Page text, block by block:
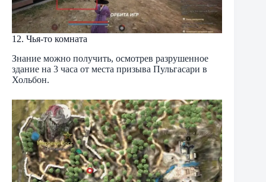
12. Чья-то комната
Знание можно получить, осмотрев разрушенное
здание на 3 часа от места призыва Пульгасари в
Хольбон.